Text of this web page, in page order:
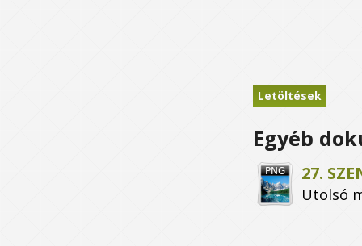
Letöltések
Egyéb
27.
Utolsó